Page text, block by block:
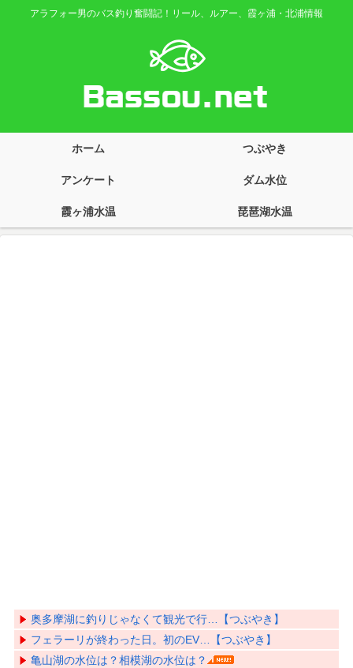
アラフォー男のバス釣り奮闘記！リール、ルアー、霞ヶ浦・北浦情報
ホーム つぶやき
アンケート ダム水位
霞ヶ浦水温 琵琶湖水温
奥多摩湖に釣りじゃなくて観光で行…【つぶやき】
フェラーリが終わった日。初のEV…【つぶやき】
亀山湖の水位は？相模湖の水位は？